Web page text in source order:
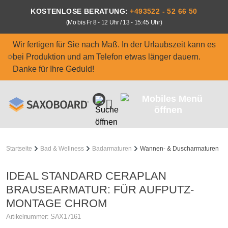
Zum Hauptinhalt springen
KOSTENLOSE BERATUNG: +493522 - 52 66 50
(Mo bis Fr 8 - 12 Uhr / 13 - 15:45 Uhr)
Wir fertigen für Sie nach Maß. In der Urlaubszeit kann es
bei Produktion und am Telefon etwas länger dauern.
Danke für Ihre Geduld!
Startseite Bad & Wellness Badarmaturen Wannen- & Duscharmaturen
IDEAL STANDARD CERAPLAN
BRAUSEARMATUR: FÜR AUFPUTZ-
MONTAGE CHROM
Artikelnummer: SAX17161